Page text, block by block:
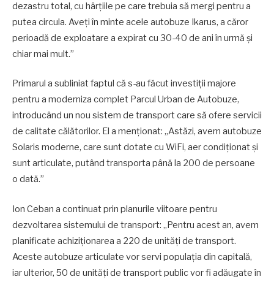
dezastru total, cu hârțiile pe care trebuia să mergi pentru a
putea circula. Aveți în minte acele autobuze Ikarus, a căror
perioadă de exploatare a expirat cu 30-40 de ani în urmă și
chiar mai mult.”
Primarul a subliniat faptul că s-au făcut investiții majore
pentru a moderniza complet Parcul Urban de Autobuze,
introducând un nou sistem de transport care să ofere servicii
de calitate călătorilor. El a menționat: „Astăzi, avem autobuze
Solaris moderne, care sunt dotate cu WiFi, aer condiționat și
sunt articulate, putând transporta până la 200 de persoane
o dată.”
Ion Ceban a continuat prin planurile viitoare pentru
dezvoltarea sistemului de transport: „Pentru acest an, avem
planificate achiziționarea a 220 de unități de transport.
Aceste autobuze articulate vor servi populația din capitală,
iar ulterior, 50 de unități de transport public vor fi adăugate în